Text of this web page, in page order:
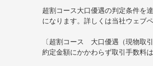
超割コース大口優遇の判定条件を
になります。詳しくは当社ウェブ
〔超割コース 大口優遇（現物取
約定金額にかかわらず取引手数料